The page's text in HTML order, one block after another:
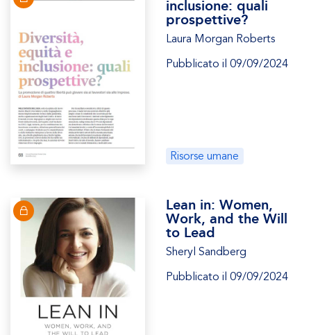
inclusione: quali
prospettive?
Laura Morgan Roberts
Pubblicato il 09/09/2024
Risorse umane
Lean in: Women,
Work, and the Will
to Lead
Sheryl Sandberg
Pubblicato il 09/09/2024